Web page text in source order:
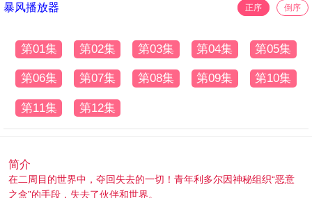
暴风播放器 正序 倒序
第01集 第02集 第03集 第04集 第05集
第06集 第07集 第08集 第09集 第10集
第11集 第12集
简介
在二周目的世界中，夺回失去的一切！青年利多尔因神秘组织“恶意
之盒”的手段，失去了伙伴和世界。